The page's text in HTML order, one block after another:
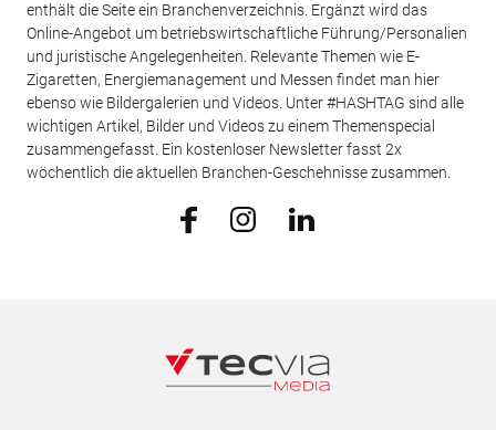
enthält die Seite ein Branchenverzeichnis. Ergänzt wird das
Online-Angebot um betriebswirtschaftliche Führung/Personalien
und juristische Angelegenheiten. Relevante Themen wie E-
Zigaretten, Energiemanagement und Messen findet man hier
ebenso wie Bildergalerien und Videos. Unter #HASHTAG sind alle
wichtigen Artikel, Bilder und Videos zu einem Themenspecial
zusammengefasst. Ein kostenloser Newsletter fasst 2x
wöchentlich die aktuellen Branchen-Geschehnisse zusammen.